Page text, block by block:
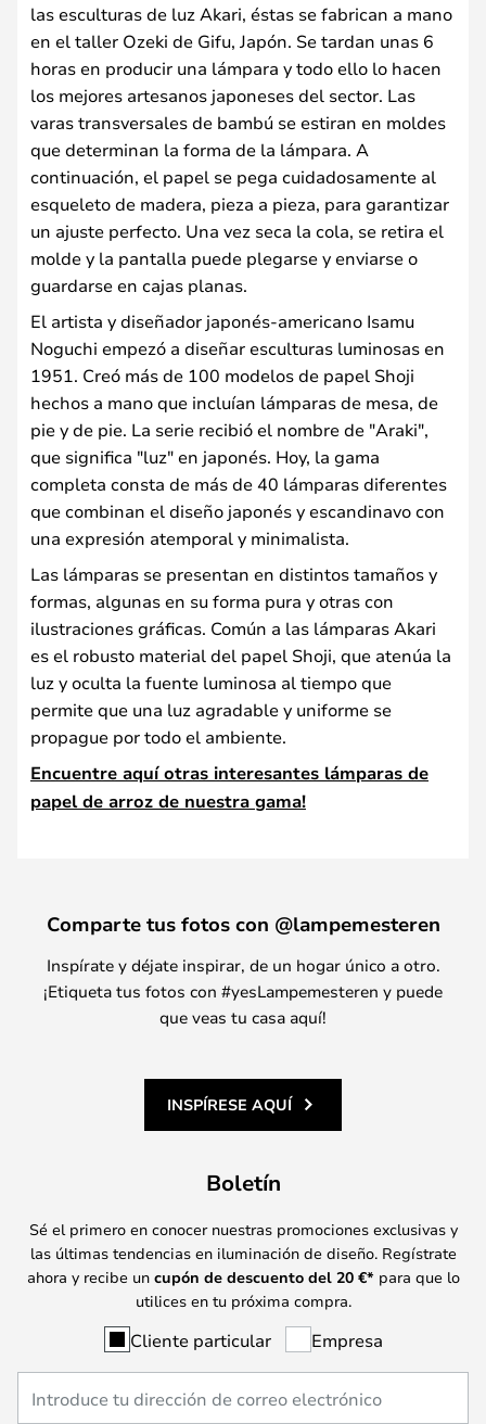
las esculturas de luz Akari, éstas se fabrican a mano
en el taller Ozeki de Gifu, Japón. Se tardan unas 6
horas en producir una lámpara y todo ello lo hacen
los mejores artesanos japoneses del sector. Las
varas transversales de bambú se estiran en moldes
que determinan la forma de la lámpara. A
continuación, el papel se pega cuidadosamente al
esqueleto de madera, pieza a pieza, para garantizar
un ajuste perfecto. Una vez seca la cola, se retira el
molde y la pantalla puede plegarse y enviarse o
guardarse en cajas planas.
El artista y diseñador japonés-americano Isamu
Noguchi empezó a diseñar esculturas luminosas en
1951. Creó más de 100 modelos de papel Shoji
hechos a mano que incluían lámparas de mesa, de
pie y de pie. La serie recibió el nombre de "Araki",
que significa "luz" en japonés. Hoy, la gama
completa consta de más de 40 lámparas diferentes
que combinan el diseño japonés y escandinavo con
una expresión atemporal y minimalista.
Las lámparas se presentan en distintos tamaños y
formas, algunas en su forma pura y otras con
ilustraciones gráficas. Común a las lámparas Akari
es el robusto material del papel Shoji, que atenúa la
luz y oculta la fuente luminosa al tiempo que
permite que una luz agradable y uniforme se
propague por todo el ambiente.
Encuentre aquí otras interesantes lámparas de
papel de arroz de nuestra gama!
Comparte tus fotos con @lampemesteren
Inspírate y déjate inspirar, de un hogar único a otro.
¡Etiqueta tus fotos con #yesLampemesteren y puede
que veas tu casa aquí!
INSPÍRESE AQUÍ
Boletín
Sé el primero en conocer nuestras promociones exclusivas y
las últimas tendencias en iluminación de diseño. Regístrate
ahora y recibe un cupón de descuento del 20 €* para que lo
utilices en tu próxima compra.
Cliente particular Empresa